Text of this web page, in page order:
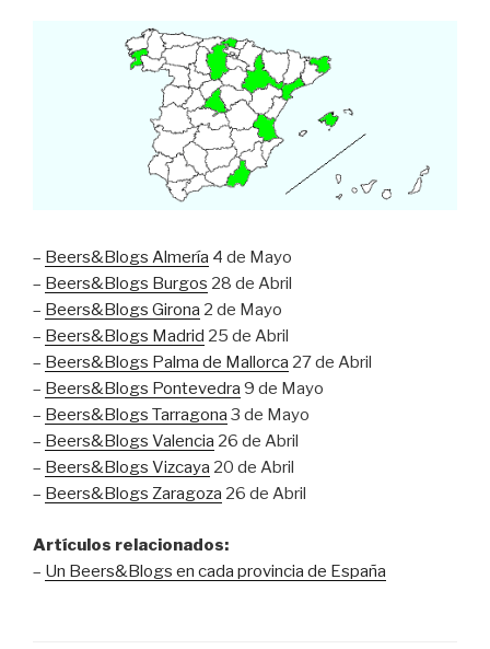
– Beers&Blogs Almería 4 de Mayo
– Beers&Blogs Burgos 28 de Abril
– Beers&Blogs Girona 2 de Mayo
– Beers&Blogs Madrid 25 de Abril
– Beers&Blogs Palma de Mallorca 27 de Abril
– Beers&Blogs Pontevedra 9 de Mayo
– Beers&Blogs Tarragona 3 de Mayo
– Beers&Blogs Valencia 26 de Abril
– Beers&Blogs Vizcaya 20 de Abril
– Beers&Blogs Zaragoza 26 de Abril
Artículos relacionados:
– Un Beers&Blogs en cada provincia de España